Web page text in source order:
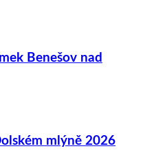
Benešov nad
mlýně 2026